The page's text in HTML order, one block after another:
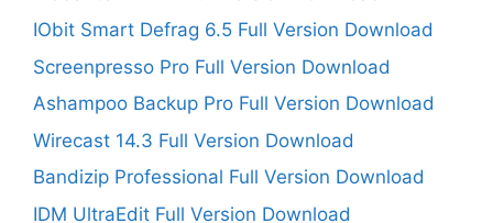
IObit Smart Defrag 6.5 Full Version Download
Screenpresso Pro Full Version Download
Ashampoo Backup Pro Full Version Download
Wirecast 14.3 Full Version Download
Bandizip Professional Full Version Download
IDM UltraEdit Full Version Download